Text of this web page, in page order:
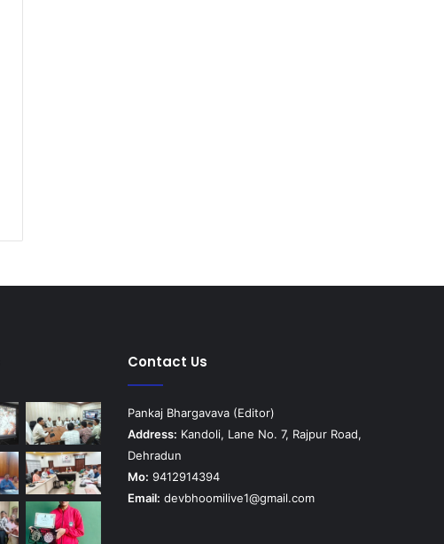
Contact Us
Pankaj Bhargavava (Editor)
Address: Kandoli, Lane No. 7, Rajpur Road,
Dehradun
Mo: 9412914394
Email: devbhoomilive1@gmail.com